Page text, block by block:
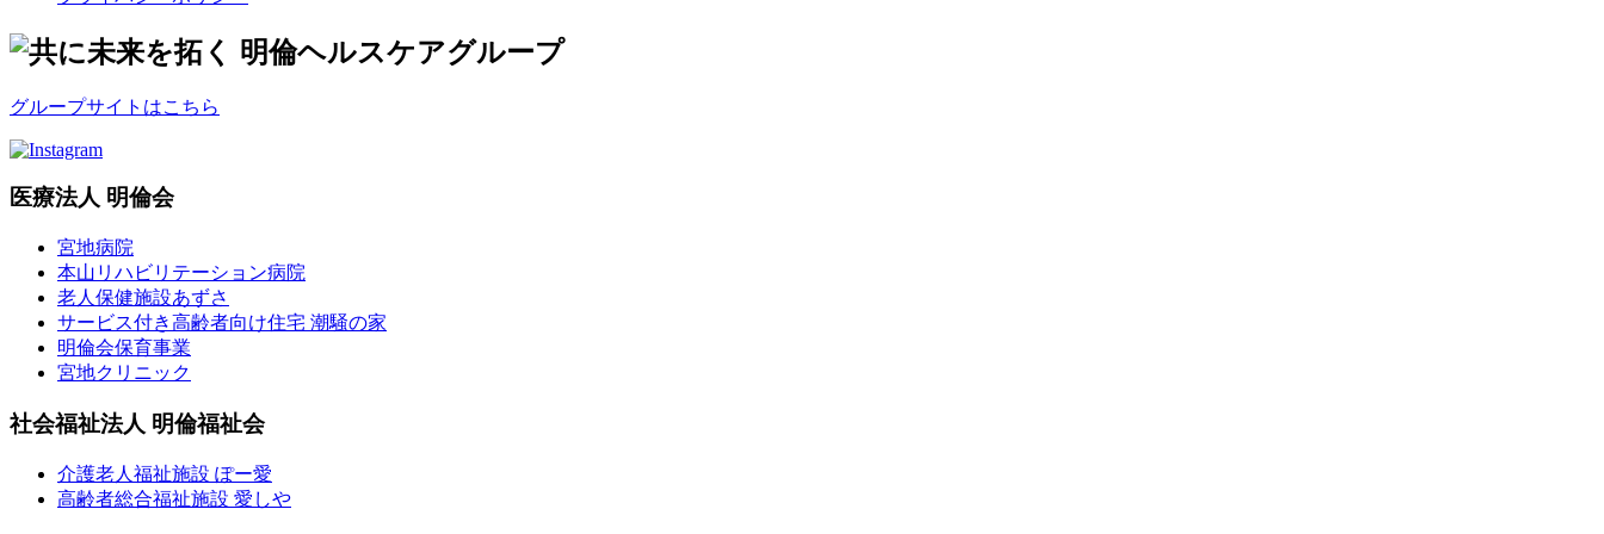
グループサイトはこちら
医療法人 明倫会
宮地病院
本山リハビリテーション病院
老人保健施設あずさ
サービス付き高齢者向け住宅 潮騒の家
明倫会保育事業
宮地クリニック
社会福祉法人 明倫福祉会
介護老人福祉施設 ぽー愛
高齢者総合福祉施設 愛しや